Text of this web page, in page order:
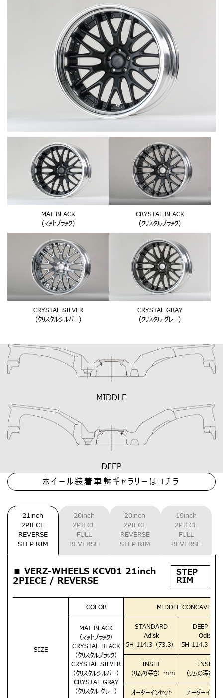
MAT BLACK
(マットブラック)
CRYSTAL BLACK
(クリスタルブラック)
CRYSTAL SILVER
(クリスタルシルバー)
CRYSTAL GRAY
(クリスタル グレー)
MIDDLE
DEEP
ホイール装着車輛ギャラリーはコチラ
21inch
2PIECE
REVERSE
STEP RIM
20inch
2PIECE
FULL
REVERSE
20inch
2PIECE
REVERSE
STEP RIM
19inch
2PIECE
FULL
REVERSE
■ VERZ-WHEELS KCV01 21inch
2PIECE / REVERSE
STEP
RIM
SIZE
COLOR MIDDLE CONCAVE（ミド
MAT BLACK
（マットブラック）
CRYSTAL BLACK
（クリスタルブラック）
CRYSTAL SILVER
（クリスタルシルバー）
CRYSTAL GRAY
（クリスタル グレー）
STANDARD
Adisk
5H-114.3（73.3）
DEEP RIM
Odisk
5H-114.3（
INSET
（リムの深さ）mm
INSET
（リムの深さ
オーダーインセット オーダーインセ